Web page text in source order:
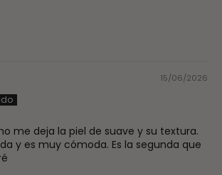
15/06/2026
me deja la piel de suave y su textura.
y es muy cómoda. Es la segunda que